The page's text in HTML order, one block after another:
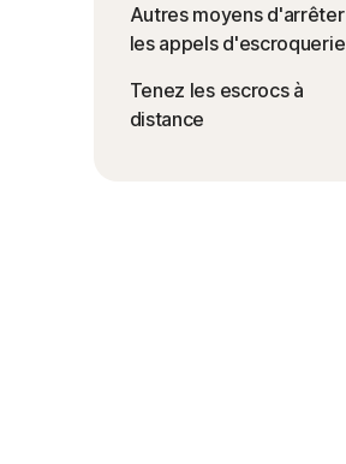
Autres moyens d'arrêter
les appels d'escroquerie
Tenez les escrocs à
distance